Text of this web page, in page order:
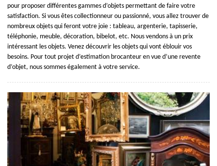
pour proposer différentes gammes d’objets permettant de faire votre
satisfaction. Si vous êtes collectionneur ou passionné, vous allez trouver de
nombreux objets qui feront votre joie : tableau, argenterie, tapisserie,
téléphonie, meuble, décoration, bibelot, etc. Nous vendons à un prix
intéressant les objets. Venez découvrir les objets qui vont éblouir vos
besoins. Pour tout projet d’estimation brocanteur en vue d’une revente
d’objet, nous sommes également à votre service.